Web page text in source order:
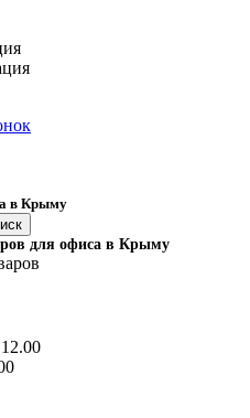
в Крыму
для офиса в Крыму